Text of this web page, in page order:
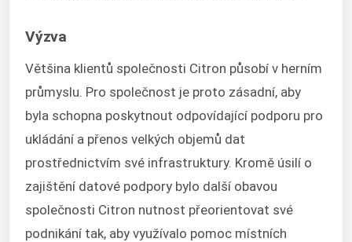
Výzva
Většina klientů společnosti Citron působí v herním
průmyslu. Pro společnost je proto zásadní, aby
byla schopna poskytnout odpovídající podporu pro
ukládání a přenos velkých objemů dat
prostřednictvím své infrastruktury. Kromě úsilí o
zajištění datové podpory bylo další obavou
společnosti Citron nutnost přeorientovat své
podnikání tak, aby využívalo pomoc místních